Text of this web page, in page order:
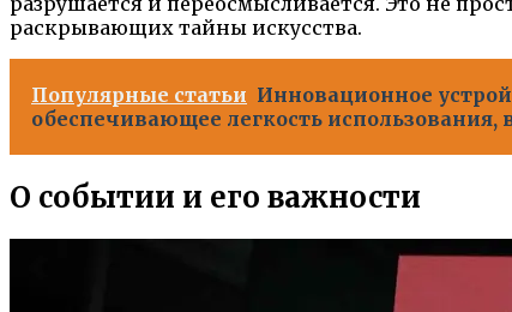
раскрывающих тайны искусства.
Популярные статьи Инновационное
обеспечивающее легкость
О событии и его важности